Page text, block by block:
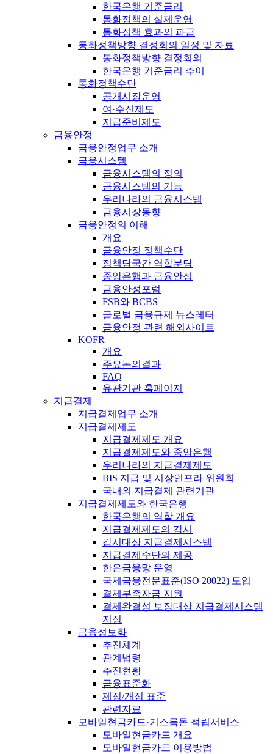
한국은행 기준금리
통화정책의 실제운영
통화정책 효과의 파급
통화정책방향 결정회의 일정 및 자료
통화정책방향 결정회의
한국은행 기준금리 추이
통화정책수단
공개시장운영
여·수신제도
지급준비제도
금융안정
금융안정업무 소개
금융시스템
금융시스템의 정의
금융시스템의 기능
우리나라의 금융시스템
금융시장동향
금융안정의 이해
개요
금융안정 정책수단
정책당국간 역할분담
중앙은행과 금융안정
금융안정포럼
FSB와 BCBS
글로벌 금융규제 뉴스레터
금융안정 관련 해외사이트
KOFR
개요
주요논의결과
FAQ
유관기관 홈페이지
지급결제
지급결제업무 소개
지급결제제도
지급결제제도 개요
지급결제제도와 중앙은행
우리나라의 지급결제제도
BIS 지급 및 시장인프라 위원회
국내외 지급결제 관련기관
지급결제제도와 한국은행
한국은행의 역할 개요
지급결제제도의 감시
감시대상 지급결제시스템
지급결제수단의 제공
한은금융망 운영
국제금융전문표준(ISO 20022) 도입
결제부족자금 지원
결제완결성 보장대상 지급결제시스템
지정
금융정보화
추진체계
관계법령
추진현황
금융표준화
제정/개정 표준
관련자료
모바일현금카드·거스름돈 적립서비스
모바일현금카드 개요
모바일현금카드 이용방법